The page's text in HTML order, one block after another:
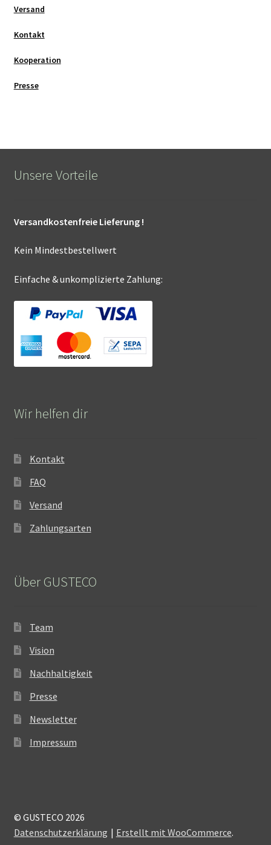
Versand
Kontakt
Kooperation
Presse
Unsere Vorteile
Versandkostenfreie Lieferung !
Kein Mindestbestellwert
Einfache & unkomplizierte Zahlung:
Wir helfen dir
Kontakt
FAQ
Versand
Zahlungsarten
Über GUSTECO
Team
Vision
Nachhaltigkeit
Presse
Newsletter
Impressum
© GUSTECO 2026
Datenschutzerklärung
Erstellt mit WooCommerce.